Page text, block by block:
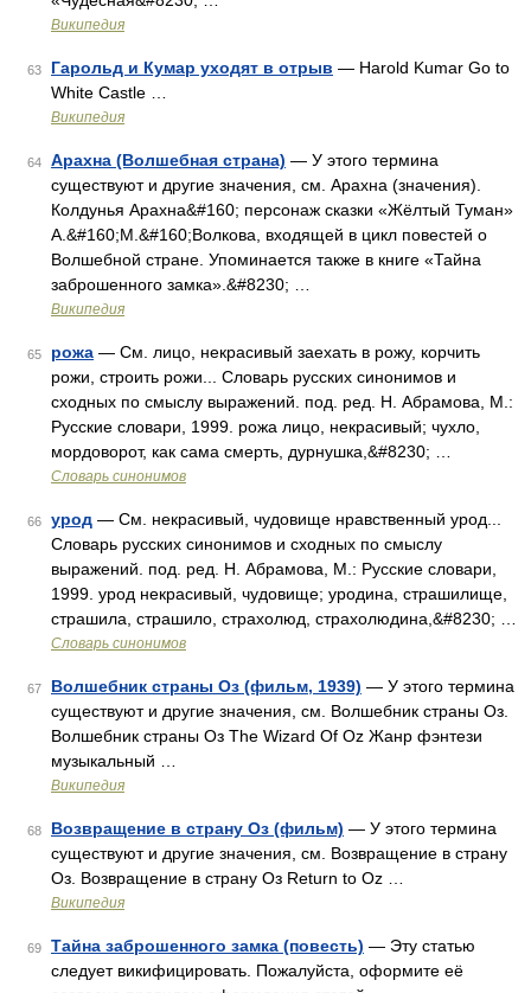
Википедия
63 Гарольд и Кумар уходят в отрыв — Harold Kumar Go to
White Castle …
Википедия
64 Арахна (Волшебная страна) — У этого термина
существуют и другие значения, см. Арахна (значения).
Колдунья Арахна&#160; персонаж сказки «Жёлтый Туман»
А.&#160;М.&#160;Волкова, входящей в цикл повестей о
Волшебной стране. Упоминается также в книге «Тайна
заброшенного замка».&#8230; …
Википедия
65 рожа — См. лицо, некрасивый заехать в рожу, корчить
рожи, строить рожи... Словарь русских синонимов и
сходных по смыслу выражений. под. ред. Н. Абрамова, М.:
Русские словари, 1999. рожа лицо, некрасивый; чухло,
мордоворот, как сама смерть, дурнушка,&#8230; …
Словарь синонимов
66 урод — См. некрасивый, чудовище нравственный урод...
Словарь русских синонимов и сходных по смыслу
выражений. под. ред. Н. Абрамова, М.: Русские словари,
1999. урод некрасивый, чудовище; уродина, страшилище,
страшила, страшило, страхолюд, страхолюдина,&#8230; …
Словарь синонимов
67 Волшебник страны Оз (фильм, 1939) — У этого термина
существуют и другие значения, см. Волшебник страны Оз.
Волшебник страны Оз The Wizard Of Oz Жанр фэнтези
музыкальный …
Википедия
68 Возвращение в страну Оз (фильм) — У этого термина
существуют и другие значения, см. Возвращение в страну
Оз. Возвращение в страну Оз Return to Oz …
Википедия
69 Тайна заброшенного замка (повесть) — Эту статью
следует викифицировать. Пожалуйста, оформите её